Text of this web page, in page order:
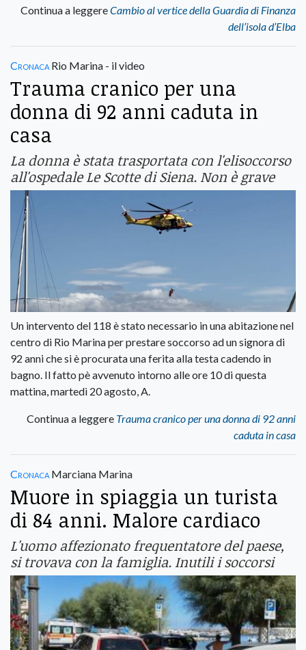
Continua a leggereCambio al vertice della Guardia di Finanza
dell’isola d’Elba
Cronaca Rio Marina - il video
Trauma cranico per una
donna di 92 anni caduta in
casa
La donna è stata trasportata con l'elisoccorso
all'ospedale Le Scotte di Siena. Non è grave
Un intervento del 118 è stato necessario in una abitazione nel
centro di Rio Marina per prestare soccorso ad un signora di
92 anni che si è procurata una ferita alla testa cadendo in
bagno. Il fatto pè avvenuto intorno alle ore 10 di questa
mattina, martedì 20 agosto, A.
Continua a leggere Trauma cranico per una donna di 92 anni
caduta in casa
Cronaca Marciana Marina
Muore in spiaggia un turista
di 84 anni. Malore cardiaco
L'uomo affezionato frequentatore del paese,
si trovava con la famiglia. Inutili i soccorsi